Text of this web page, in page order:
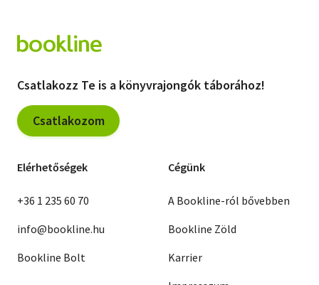
Csatlakozz Te is a könyvrajongók táborához!
Csatlakozom
Elérhetőségek
+36 1 235 60 70
info@bookline.hu
Bookline Bolt
Cégünk
A Bookline-ról bővebben
Bookline Zöld
Karrier